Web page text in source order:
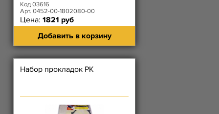
Код 03616
Арт. 0452-00-1802080-00
Цена: 1821 руб
Добавить в корзину
Набор прокладок РК